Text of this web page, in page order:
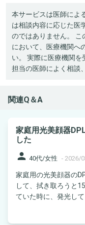
本サービスは医師によ
は相談内容に応じた医
のではありません。
において、医療機関へ
い。 実際に医療機関を
担当の医師によく相談
関連Q＆A
家庭用光美顔器
した
person 40代/女性 - 2026/
家庭用の光美顔器の
して、拭き取ろうと
ていた時に、発光して